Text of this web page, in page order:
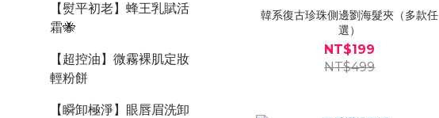
【熨平初老】蜂王乳賦活
霜🐝
【超控油】微霧裸肌定妝
輕粉餅
【瞬卸極淨】眼唇眉洗卸
韓系復古珍珠側邊劉海髮夾（多款任
選）
NT$199
NT$499